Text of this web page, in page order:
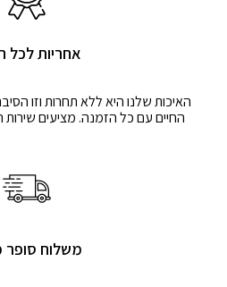
אחריות לכל
האיכות שלנו היא ללא תחרות וזו
החיים עם כל הזמנה. מציעים
משלוח סופר